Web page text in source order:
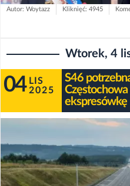
Autor: Woytazz Kliknięć: 4945
Wtorek, 4
04 LIS
2025
S46
ekspresówkę